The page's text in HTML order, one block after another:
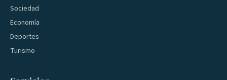
Sociedad
Economía
Deportes
Turismo